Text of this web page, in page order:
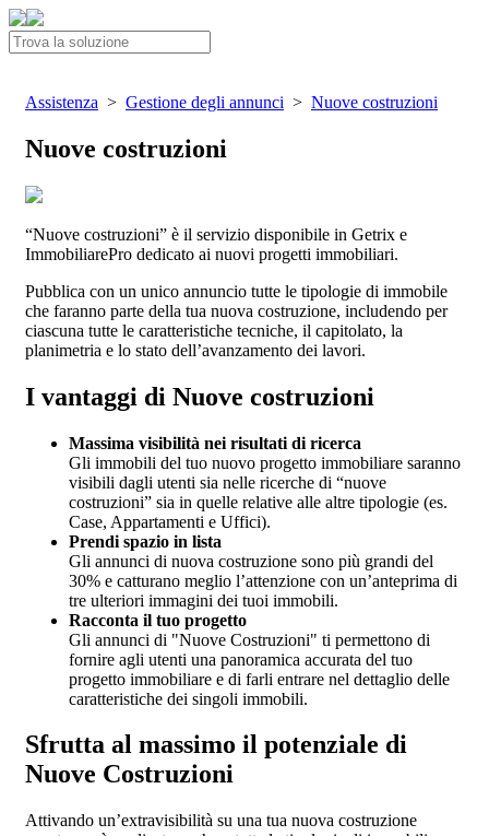
Assistenza > Gestione degli annunci > Nuove costruzioni
Nuove costruzioni
“Nuove costruzioni” è il servizio disponibile in Getrix e
ImmobiliarePro dedicato ai nuovi progetti immobiliari.
Pubblica con un unico annuncio tutte le tipologie di immobile
che faranno parte della tua nuova costruzione, includendo per
ciascuna tutte le caratteristiche tecniche, il capitolato, la
planimetria e lo stato dell’avanzamento dei lavori.
I vantaggi di Nuove costruzioni
Massima visibilità nei risultati di ricerca
Gli immobili del tuo nuovo progetto immobiliare saranno
visibili dagli utenti sia nelle ricerche di “nuove
costruzioni” sia in quelle relative alle altre tipologie (es.
Case, Appartamenti e Uffici).
Prendi spazio in lista
Gli annunci di nuova costruzione sono più grandi del
30% e catturano meglio l’attenzione con un’anteprima di
tre ulteriori immagini dei tuoi immobili.
Racconta il tuo progetto
Gli annunci di "Nuove Costruzioni" ti permettono di
fornire agli utenti una panoramica accurata del tuo
progetto immobiliare e di farli entrare nel dettaglio delle
caratteristiche dei singoli immobili.
Sfrutta al massimo il potenziale di
Nuove Costruzioni
Attivando un’extravisibilità su una tua nuova costruzione